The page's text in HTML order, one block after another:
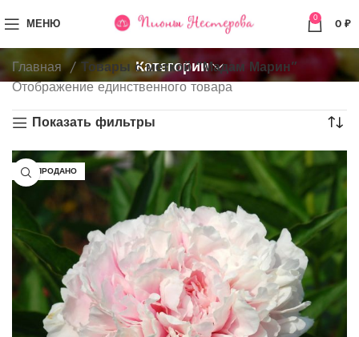
МЕНЮ 0 0 ₽
Категории
Главная
Товары с меткой “Мадам Марин”
Отображение единственного товара
Показать фильтры
РАСПРОДАНО